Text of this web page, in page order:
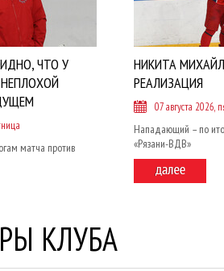
ЧТО У
матча против
НИКИТА
РЕАЛИЗАЦИЯ
07 августа 2026,
Нападающий – по
«Рязани-ВДВ»
КЛУБА